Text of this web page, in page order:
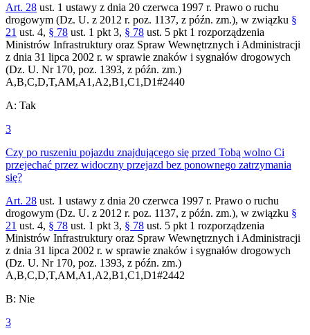
Art. 28 ust. 1 ustawy z dnia 20 czerwca 1997 r. Prawo o ruchu
drogowym (Dz. U. z 2012 r. poz. 1137, z późn. zm.), w związku §
21 ust. 4, § 78 ust. 1 pkt 3, § 78 ust. 5 pkt 1 rozporządzenia
Ministrów Infrastruktury oraz Spraw Wewnętrznych i Administracji
z dnia 31 lipca 2002 r. w sprawie znaków i sygnałów drogowych
(Dz. U. Nr 170, poz. 1393, z późn. zm.)
A,B,C,D,T,AM,A1,A2,B1,C1,D1#2440
A: Tak
3
Czy po ruszeniu pojazdu znajdującego się przed Tobą wolno Ci
przejechać przez widoczny przejazd bez ponownego zatrzymania
się?
Art. 28 ust. 1 ustawy z dnia 20 czerwca 1997 r. Prawo o ruchu
drogowym (Dz. U. z 2012 r. poz. 1137, z późn. zm.), w związku §
21 ust. 4, § 78 ust. 1 pkt 3, § 78 ust. 5 pkt 1 rozporządzenia
Ministrów Infrastruktury oraz Spraw Wewnętrznych i Administracji
z dnia 31 lipca 2002 r. w sprawie znaków i sygnałów drogowych
(Dz. U. Nr 170, poz. 1393, z późn. zm.)
A,B,C,D,T,AM,A1,A2,B1,C1,D1#2442
B: Nie
3